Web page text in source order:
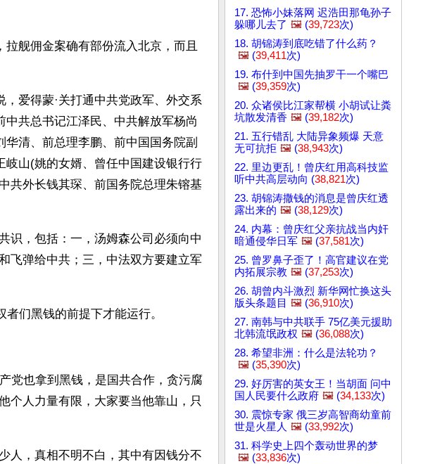
拉舰佣金案确有部份流入北京，而且
，爱得蒙·关打通中共党政军、外交系
中共总书记江泽民、中共解放军杨尚
华清、前总理李鹏、前中国国务院副
岐山(姚的女婿、曾任中国建设银行行
共外长钱其琛、前国务院总理朱镕基
识，包括：一，汤姆森公司必须向中
飞弹给中共；三，中法双方要建立军
们黑钱的前提下才能运行。
党也拿到黑钱，是国共合作，贪污腐
个人力量有限，大家要当他靠山，只
人，真相不明不白，其中有因钱分不
17. 恐怖小妹落网 迟浩田那龟孙子
躲哪儿去了 🖼️ (39,723次)
18. 胡锦涛到底吃错了什么药？
🖼️ (39,411次)
19. 布什到中国先抽罗干一个嘴巴
🖼️ (39,359次)
20. 众诸侯比江家帮横 小胡试让粪
坑散发清香 🖼️ (39,182次)
21. 五行错乱 大陆异象频爆 天意
无可抗拒 🖼️ (38,943次)
22. 里边更乱！曾庆红用高科技监
听中共高层动向 (38,821次)
23. 胡锦涛撒钱的消息是曾庆红透
露出来的 🖼️ (38,129次)
24. 内幕：曾庆红父亲抗战当内奸
暗通侵华日军 🖼️ (37,581次)
25. 曾罗鼻子歪了！高官建议在党
内拓展宗教 🖼️ (37,253次)
26. 胡曾内斗激烈 新华网忙换这头
版头条题目 🖼️ (36,910次)
27. 南韩与中共联手 75亿美元援助
北韩流氓政权 🖼️ (36,088次)
28. 希望非洲：什么是法轮功？
🖼️ (35,390次)
29. 好厉害的英女王！当胡面 问中
国人民要什么政府 🖼️ (34,133次)
30. 震惊专家 俄三岁高智商幼童前
世是火星人 🖼️ (33,992次)
31. 科学史上四个轰动世界的梦
🖼️ (33,836次)